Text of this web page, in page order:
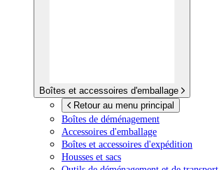
Boîtes et accessoires d'emballage
Retour au menu principal
Boîtes de déménagement
Accessoires d'emballage
Boîtes et accessoires d'expédition
Housses et sacs